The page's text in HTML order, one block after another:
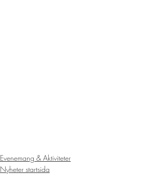
Evenemang & Aktiviteter
Nyheter startsida